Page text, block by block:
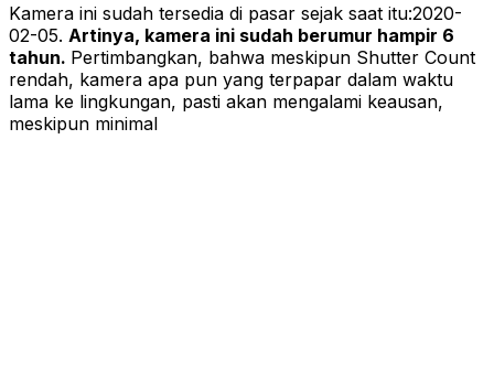
Kamera ini sudah tersedia di pasar sejak saat itu:2020-
02-05. Artinya, kamera ini sudah berumur hampir 6
tahun. Pertimbangkan, bahwa meskipun Shutter Count
rendah, kamera apa pun yang terpapar dalam waktu
lama ke lingkungan, pasti akan mengalami keausan,
meskipun minimal